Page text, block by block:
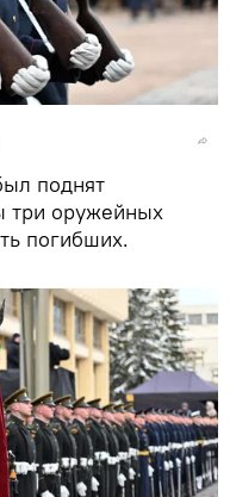
поднят
три оружейных
погибших.